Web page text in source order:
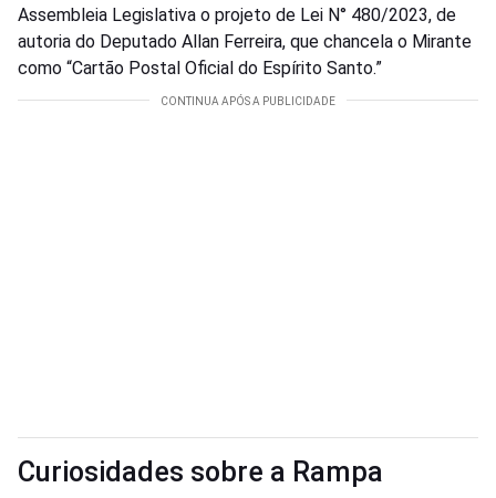
Assembleia Legislativa o projeto de Lei N° 480/2023, de
autoria do Deputado Allan Ferreira, que chancela o Mirante
como “Cartão Postal Oficial do Espírito Santo.”
Curiosidades sobre a Rampa